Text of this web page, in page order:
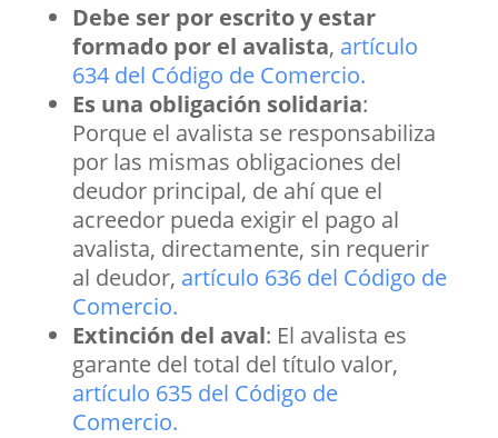
Debe ser por escrito y estar
formado por el avalista, artículo
634 del Código de Comercio.
Es una obligación solidaria:
Porque el avalista se responsabiliza
por las mismas obligaciones del
deudor principal, de ahí que el
acreedor pueda exigir el pago al
avalista, directamente, sin requerir
al deudor, artículo 636 del Código de
Comercio.
Extinción del aval: El avalista es
garante del total del título valor,
artículo 635 del Código de
Comercio.